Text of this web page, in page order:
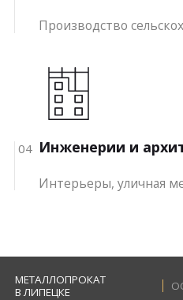
Производство
04 Инженерии и
Интерьеры, уличная
МЕТАЛЛОПРОКАТ
В ЛИПЕЦКЕ